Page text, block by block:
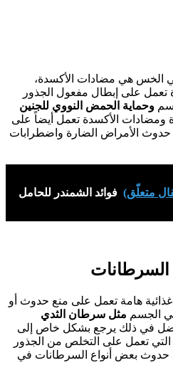
الخس هي مضادات الأكسدة،
على إبطال مفعول الجذور
وحماية الحمض النووي للجنين
ومضادات الأكسدة تعمل أيضاً على
حدوث الأمراض الضارة واضطرابات
متعلّق) فوائد الشمندر للحامل
هامة تعمل على منع حدوث أو
الجسم مثل سرطان الثدي
في ذلك يرجع بشكل خاص إلى
تعمل على التخلص من الجذور
حدوث بعض أنواع السرطانات في